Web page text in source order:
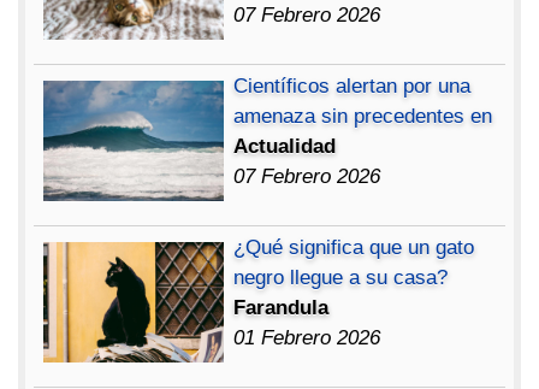
07 Febrero 2026
Científicos alertan por una
amenaza sin precedentes en
Actualidad
07 Febrero 2026
¿Qué significa que un gato
negro llegue a su casa?
Farandula
01 Febrero 2026